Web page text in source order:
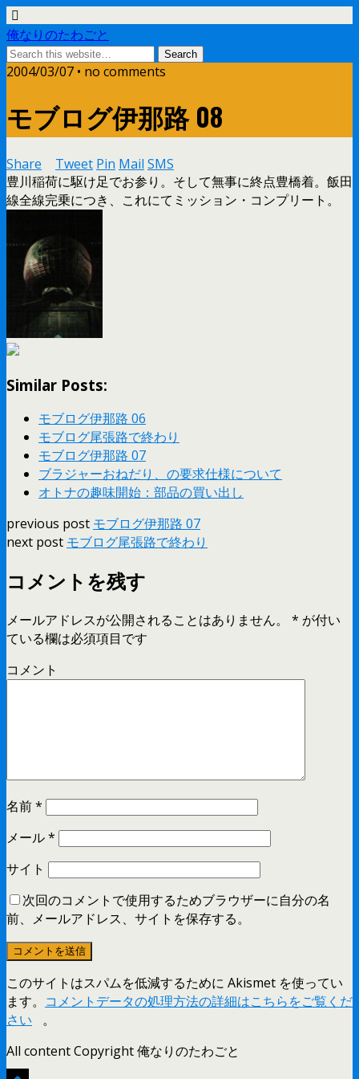
俺なりのたわごと
2004/03/07 • no comments
モブログ伊那路 08
Share Tweet Pin Mail SMS
豊川稲荷に駆け足でお参り。そして無事に終点豊橋着。飯田
線全線完乗につき、これにてミッション・コンプリート。
Similar Posts:
モブログ伊那路 06
モブログ尾張路で終わり
モブログ伊那路 07
ブラジャーおねだり、の要求仕様について
オトナの趣味開始：部品の買い出し
previous post モブログ伊那路 07
next post モブログ尾張路で終わり
コメントを残す
メールアドレスが公開されることはありません。 * が付い
ている欄は必須項目です
コメント
名前*
メール*
サイト
次回のコメントで使用するためブラウザーに自分の名
前、メールアドレス、サイトを保存する。
このサイトはスパムを低減するために Akismet を使ってい
ます。 コメントデータの処理方法の詳細はこちらをご覧くだ
さい
。
All content Copyright 俺なりのたわごと